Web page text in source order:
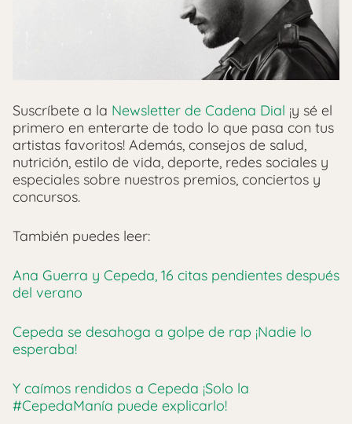
Suscríbete a la Newsletter de Cadena Dial ¡y sé el
primero en enterarte de todo lo que pasa con tus
artistas favoritos! Además, consejos de salud,
nutrición, estilo de vida, deporte, redes sociales y
especiales sobre nuestros premios, conciertos y
concursos.
También puedes leer:
Ana Guerra y Cepeda, 16 citas pendientes después
del verano
Cepeda se desahoga a golpe de rap ¡Nadie lo
esperaba!
Y caímos rendidos a Cepeda ¡Solo la
#CepedaManía puede explicarlo!